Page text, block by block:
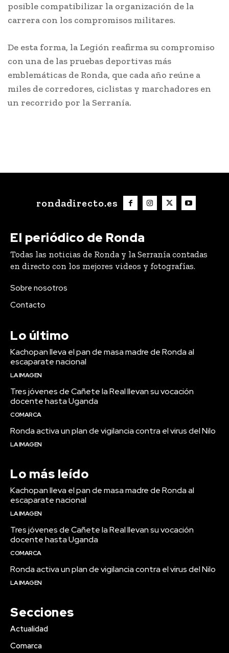
posible compatibilizar la organización de la
carrera con los compromisos militares.
De esta forma, la Legión reafirma su compromiso
con una de las pruebas deportivas más
emblemáticas de Ronda, que cada año reúne a
miles de corredores, ciclistas y marchadores en
un recorrido por la Serranía.
rondadirecto.es
El periódico de Ronda
Todas las noticias de Ronda y la Serranía contadas
en directo con los mejores videos y fotografías.
Sobre nosotros
Contacto
Lo último
Kachopan lleva el pan de masa madre de Ronda al
escaparate nacional
LA IMAGEN
Tres jóvenes de Cañete la Real llevan su vocación
docente hasta Uganda
COMARCA
Ronda activa un plan de vigilancia contra el virus del Nilo
LA IMAGEN
Lo más leído
Kachopan lleva el pan de masa madre de Ronda al
escaparate nacional
LA IMAGEN
Tres jóvenes de Cañete la Real llevan su vocación
docente hasta Uganda
COMARCA
Ronda activa un plan de vigilancia contra el virus del Nilo
LA IMAGEN
Secciones
Actualidad
Comarca